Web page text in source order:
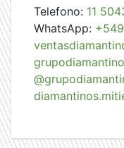
Telefono: 11
WhatsApp: